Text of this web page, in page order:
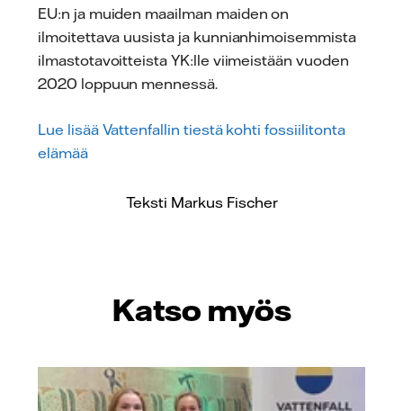
EU:n ja muiden maailman maiden on
ilmoitettava uusista ja kunnianhimoisemmista
ilmastotavoitteista YK:lle viimeistään vuoden
2020 loppuun mennessä.
Lue lisää Vattenfallin tiestä kohti fossiilitonta
elämää
Teksti Markus Fischer
Katso myös